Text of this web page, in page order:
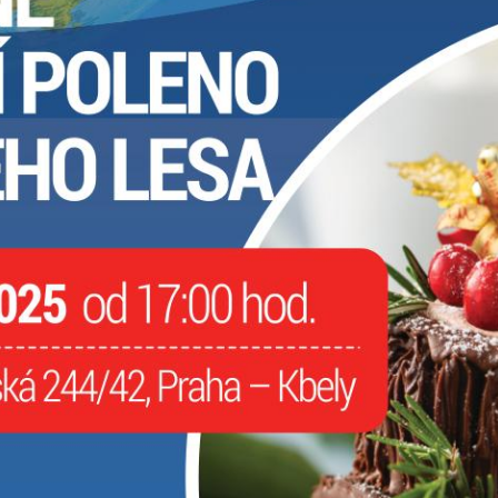
analytických
cookies ve
vztahu k Vaší
návštěvě,
ztrácíme
analýzy
optimalizace
našich
opatření.
Personalizované
soubory cookie
Používáme rovněž